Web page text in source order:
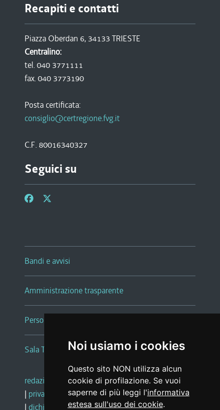
Noi usiamo i cookies
Questo sito NON utilizza alcun
cookie di profilazione. Se vuoi
saperne di più leggi l'informativa
estesa sull'uso dei cookie.
Recapiti e contatti
Piazza Oberdan 6, 34133 TRIESTE
Centralino:
tel. 040 3771111
fax. 040 3773190
Posta certificata:
consiglio@certregione.fvg.it
C.F. 80016340327
Seguici su
Bandi e avvisi
Amministrazione trasparente
Persone e Uffici
Sala Tiziano Tessitori
redazione web |note legali |glossario
| privacy
social media policy
| dichiarazione di accessibilità |feedback